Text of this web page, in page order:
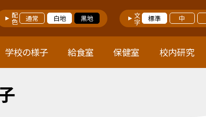
配色 通常 白地 黒地 文字 標準 中
学校の様子 給食室 保健室 校内研究